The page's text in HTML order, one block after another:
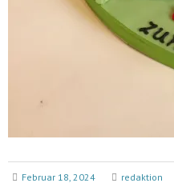
Februar 18, 2024 redaktion